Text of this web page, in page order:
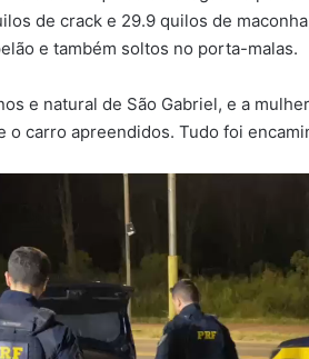
de crack e 29.9 quilos de
e também soltos no porta-malas.
e natural de São Gabriel, e a
o carro apreendidos. Tudo foi